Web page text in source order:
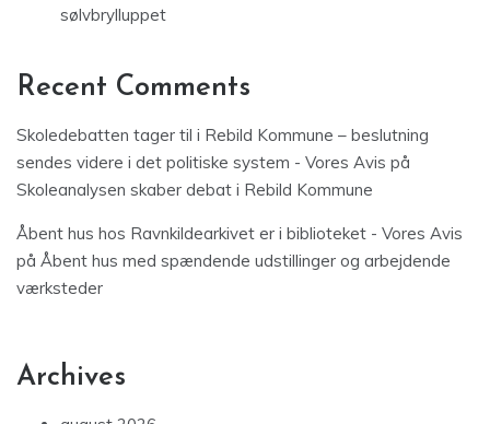
sølvbrylluppet
Recent Comments
Skoledebatten tager til i Rebild Kommune – beslutning
sendes videre i det politiske system - Vores Avis på
Skoleanalysen skaber debat i Rebild Kommune
Åbent hus hos Ravnkildearkivet er i biblioteket - Vores Avis
på Åbent hus med spændende udstillinger og arbejdende
værksteder
Archives